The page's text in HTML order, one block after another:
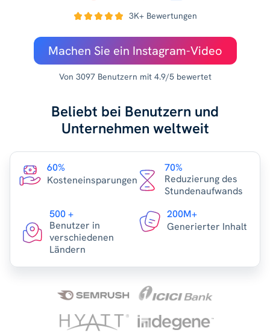
3K+ Bewertungen
Machen Sie ein Instagram-Video
Von 3097 Benutzern mit 4.9/5 bewertet
Beliebt bei Benutzern und
Unternehmen weltweit
60%
Kosteneinsparungen
70%
Reduzierung des
Stundenaufwands
500 +
Benutzer in
verschiedenen
Ländern
200M+
Generierter Inhalt